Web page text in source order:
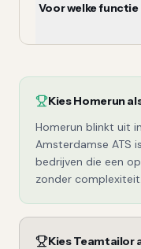
Voor welke
KiesHomerun
Homerun blinkt uit
Amsterdamse ATS
bedrijven die een
zonder complexiteit.
KiesTeamtailor